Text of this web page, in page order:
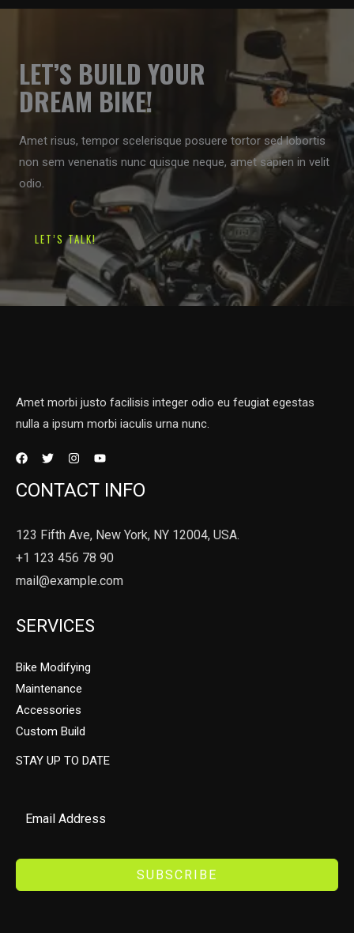
LET’S BUILD YOUR
DREAM BIKE!
Amet risus, tempor scelerisque posuere tortor sed lobortis
non sem venenatis nunc quisque neque, amet sapien in velit
odio.
LET’S TALK!
Amet morbi justo facilisis integer odio eu feugiat egestas
nulla a ipsum morbi iaculis urna nunc.
CONTACT INFO
123 Fifth Ave, New York, NY 12004, USA.
+1 123 456 78 90
mail@example.com
SERVICES
Bike Modifying
Maintenance
Accessories
Custom Build
STAY UP TO DATE
SUBSCRIBE